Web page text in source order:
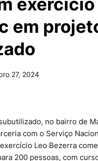
em
27, 2024
no bairro de
com o Serviço
Leo Bezerra
200 pessoas, com